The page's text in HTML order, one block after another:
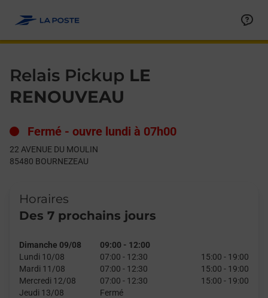
Relais Pickup LE
RENOUVEAU
Fermé - ouvre lundi à 07h00
22 AVENUE DU MOULIN
85480 BOURNEZEAU
Horaires
Des 7 prochains jours
Dimanche 09/08 09:00 - 12:00
Lundi 10/08
07:00 - 12:30 15:00 - 19:00
Mardi 11/08
07:00 - 12:30 15:00 - 19:00
Mercredi 12/08
07:00 - 12:30 15:00 - 19:00
Jeudi 13/08
Fermé